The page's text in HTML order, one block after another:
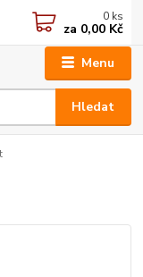
Menu
Hledat
0 ks
za 0,00 Kč